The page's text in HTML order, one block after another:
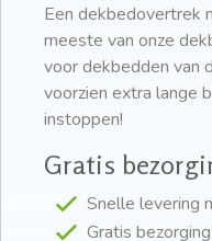
Een dekbedovertrek
meeste van onze
voor dekbedden van
voorzien extra lange
instoppen!
Gratis
Snelle levering
Gratis